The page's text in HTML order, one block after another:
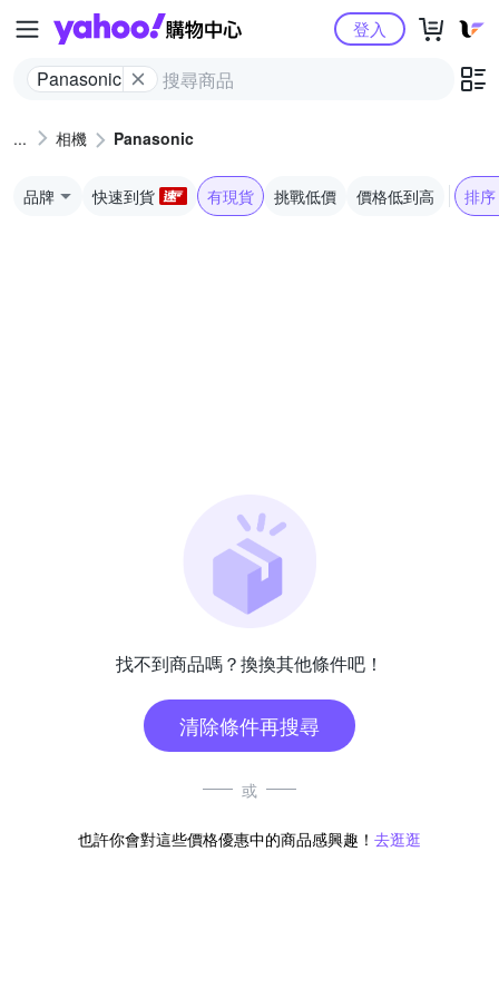
Yahoo購物中心
Panasonic
登入
相機 Panasonic
品牌 快速到貨 有現貨 挑戰低價 價格低到高 排序
找不到商品嗎？換換其他條件吧！
清除條件再搜尋
或
也許你會對這些價格優惠中的商品感興趣！ 去逛逛